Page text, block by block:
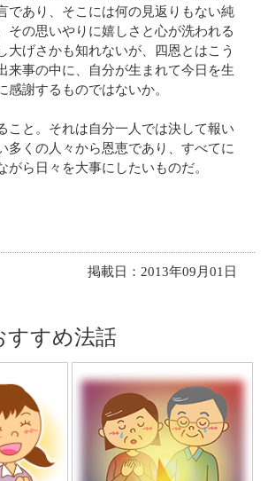
であり、そこには何の見返りもない純
その思いやりに嬉しさと心が洗われる
大げさかも知れないが、四恩とはこう
来事の中に、自分が生まれて今日を生
感謝するものではないか。
と。それは自分一人では決して報い
多くの人々から恩恵であり、すべてに
がら日々を大事にしたいものだ。
掲載日：2013年09月01日
すすめ法話